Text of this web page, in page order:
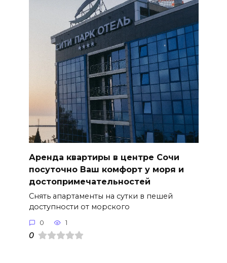
Аренда квартиры в центре Сочи
посуточно Ваш комфорт у моря и
достопримечательностей
Снять апартаменты на сутки в пешей
доступности от морского
0 1
0